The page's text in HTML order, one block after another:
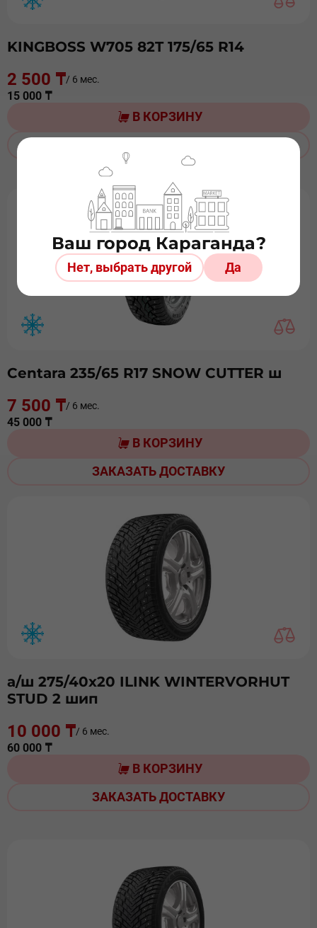
KINGBOSS W705 82T 175/65 R14
2 500 ₸/ 6 мес.
15 000 ₸
В КОРЗИНУ
Centara 235/65 R17 SNOW CUTTER ш
7 500 ₸/ 6 мес.
45 000 ₸
В КОРЗИНУ
ЗАКАЗАТЬ ДОСТАВКУ
а/ш 275/40х20 ILINK WINTERVORHUT
STUD 2 шип
10 000 ₸/ 6 мес.
60 000 ₸
В КОРЗИНУ
ЗАКАЗАТЬ ДОСТАВКУ
Ваш город Караганда?
Нет, выбрать другой Да